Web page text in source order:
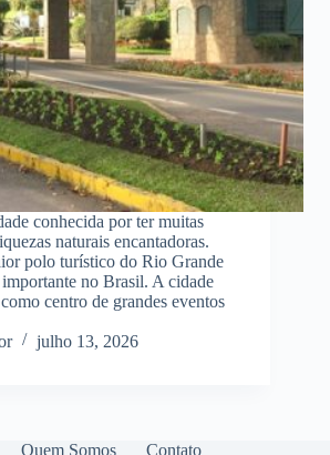
conhecida por ter muitas
naturais encantadoras.
polo turístico do Rio Grande
no Brasil. A cidade
centro de grandes eventos
julho 13, 2026
Quem Somos Contato